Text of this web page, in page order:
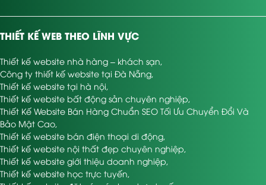
THIẾT KẾ WEB THEO LĨNH VỰC
Thiết kế website nhà hàng – khách sạn,
Công ty thiết kế website tại Đà Nẵng,
Thiết kế website tại hà nội,
Thiết kế website bất động sản chuyên nghiệp,
Thiết Kế Website Bán Hàng Chuẩn SEO Tối Ưu Chuyển Đổi Và
Bảo Mật Cao,
Thiết kế website bán điện thoại di động,
Thiết kế website nội thất đẹp chuyên nghiệp,
Thiết kế website giới thiệu doanh nghiệp,
Thiết kế website học trực tuyến,